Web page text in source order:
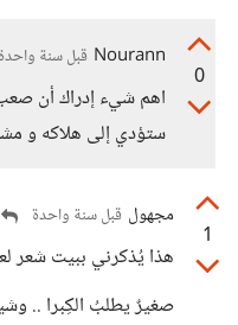
0
Nourann قبل سنة واحدة
اهم شيء إدراك أن صعب
ستؤدي إلى هلاكه و
1
مجهول قبل سنة واحدة
هذا يُذكرني ببيت شعر
صغيرٌ يطلبُ الكِبرا ..